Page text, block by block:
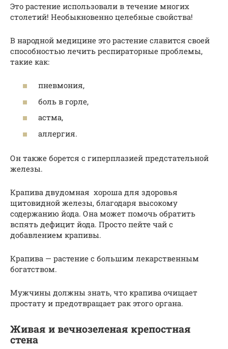
Это растение использовали в течение многих
столетий! Необыкновенно целебные свойства!
В народной медицине это растение славится своей
способностью лечить респираторные проблемы,
такие как:
пневмония,
боль в горле,
астма,
аллергия.
Он также борется с гиперплазией предстательной
железы.
Крапива двудомная хороша для здоровья
щитовидной железы, благодаря высокому
содержанию йода. Она может помочь обратить
вспять дефицит йода. Просто пейте чай с
добавлением крапивы.
Крапива — растение с большим лекарственным
богатством.
Мужчины должны знать, что крапива очищает
простату и предотвращает рак этого органа.
Живая и вечнозеленая крепостная
стена